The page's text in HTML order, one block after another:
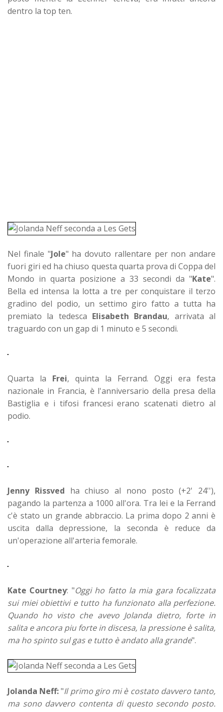
dentro la top ten.
Nel finale "Jole" ha dovuto rallentare per non andare
fuori giri ed ha chiuso questa quarta prova di Coppa del
Mondo in quarta posizione a 33 secondi da "Kate".
Bella ed intensa la lotta a tre per conquistare il terzo
gradino del podio, un settimo giro fatto a tutta ha
premiato la tedesca Elisabeth Brandau, arrivata al
traguardo con un gap di 1 minuto e 5 secondi.
Quarta la Frei, quinta la Ferrand. Oggi era festa
nazionale in Francia, è l'anniversario della presa della
Bastiglia e i tifosi francesi erano scatenati dietro al
podio.
Jenny Rissved ha chiuso al nono posto (+2' 24''),
pagando la partenza a 1000 all'ora. Tra lei e la Ferrand
c'è stato un grande abbraccio. La prima dopo 2 anni è
uscita dalla depressione, la seconda è reduce da
un'operazione all'arteria femorale.
Kate Courtney: "Oggi ho fatto la mia gara focalizzata
sui miei obiettivi e tutto ha funzionato alla perfezione.
Quando ho visto che avevo Jolanda dietro, forte in
salita e ancora piu forte in discesa, la pressione è salita,
ma ho spinto sul gas e tutto è andato alla grande".
Jolanda Neff:"Il primo giro mi è costato davvero tanto,
ma sono davvero contenta di questo secondo posto.